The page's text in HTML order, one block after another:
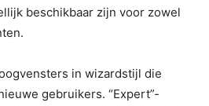
beschikbaar zijn voor zowel
in wizardstijl die
gebruikers. “Expert”-